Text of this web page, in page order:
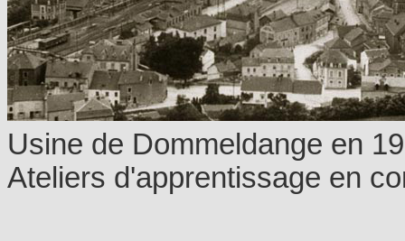
Usine de Dommeldange en
Ateliers d'apprentissage en